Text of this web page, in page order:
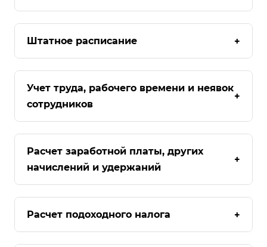
Штатное расписание +
Учет труда, рабочего времени и неявок
сотрудников
+
Расчет заработной платы, других
начислений и удержаний
+
Расчет подоходного налога +